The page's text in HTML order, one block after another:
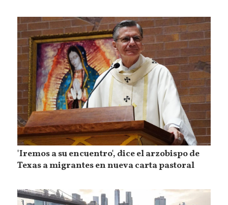
'Iremos a su encuentro', dice el arzobispo de
Texas a migrantes en nueva carta pastoral